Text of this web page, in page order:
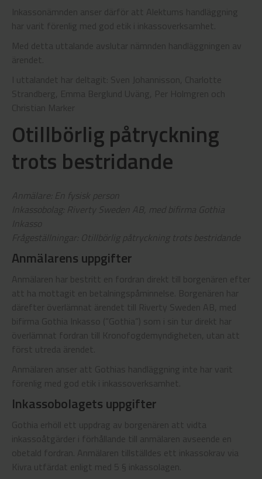
Inkassonämnden anser därför att Alektums handläggning
har varit förenlig med god etik i inkassoverksamhet.
Med detta uttalande avslutar nämnden handläggningen av
ärendet.
I uttalandet har deltagit: Sven Johannisson, Charlotte
Strandberg, Emma Berglund Uväng, Per Holmgren och
Christian Marker
Otillbörlig påtryckning
trots bestridande
Anmälare: En fysisk person
Inkassobolag: Riverty Sweden AB, med bifirma Gothia
Inkasso
Frågeställningar: Otillbörlig påtryckning trots bestridande
Anmälarens uppgifter
Anmälaren har bestritt en fordran direkt till borgenären efter
att ha mottagit en betalningspåminnelse. Borgenären har
därefter överlämnat ärendet till Riverty Sweden AB, med
bifirma Gothia Inkasso (”Gothia”) som i sin tur direkt har
överlämnat fordran till Kronofogdemyndigheten, utan att
först utreda ärendet.
Anmälaren anser att Gothias handläggning inte har varit
förenlig med god etik i inkassoverksamhet.
Inkassobolagets uppgifter
Gothia erhöll ett uppdrag av borgenären att vidta
inkassoåtgärder i förhållande till anmälaren avseende en
obetald fordran. Anmälaren tillställdes ett inkassokrav via
Kivra utfärdat enligt med 5 § inkassolagen.